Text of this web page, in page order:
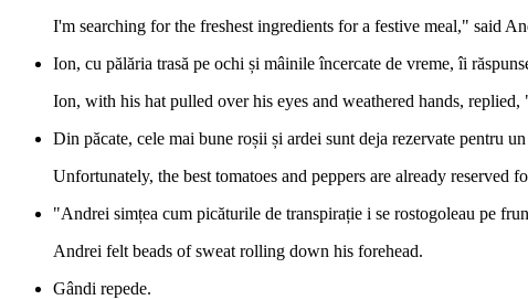
I'm searching for the freshest ingredients for a festive meal," said
Ion, cu pălăria trasă pe ochi și mâinile încercate de vreme, îi
Ion, with his hat pulled over his eyes and weathered hands,
Din păcate, cele mai bune roșii și ardei sunt deja rezervate pentru
Unfortunately, the best tomatoes and peppers are already reserved
"Andrei simțea cum picăturile de transpirație i se rostogoleau pe
Andrei felt beads of sweat rolling down his forehead.
Gândi repede.